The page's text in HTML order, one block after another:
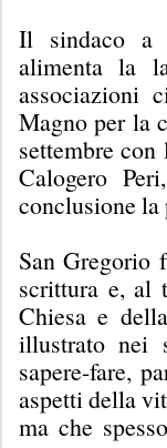
Il sindaco a
alimenta la
associazioni
Magno per la
settembre
Calogero
conclusione la
San Gregorio
scrittura e, al
Chiesa e
illustrato nei
sapere-fare,
aspetti della
ma che